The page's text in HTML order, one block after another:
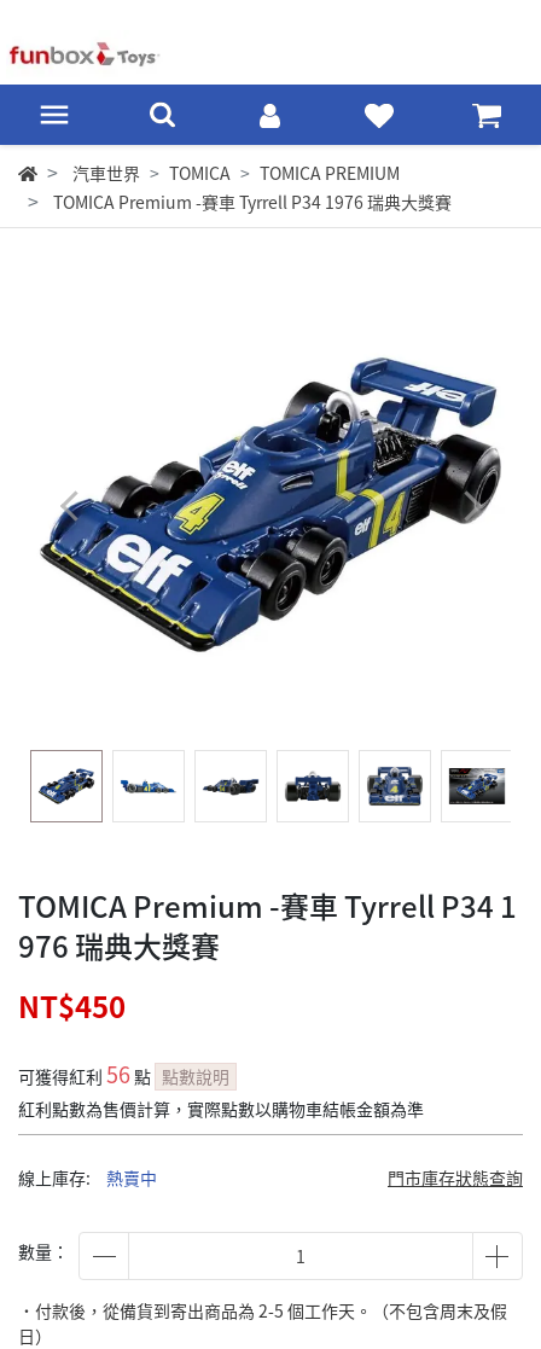
汽車世界 TOMICA
TOMICA PREMIUM
TOMICA Premium -賽車 Tyrrell P34 1976 瑞典大獎賽
TOMICA Premium -賽車 Tyrrell P34 1
976 瑞典大獎賽
NT$450
可獲得紅利 56點 點數說明
紅利點數為售價計算，實際點數以購物車結帳金額為準
線上庫存: 熱賣中 門市庫存狀態查詢
數量：
˙付款後，從備貨到寄出商品為 2-5 個工作天。（不包含周末及假
日）